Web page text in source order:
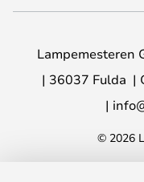
Lampemesteren
36037 Fulda
© 2026